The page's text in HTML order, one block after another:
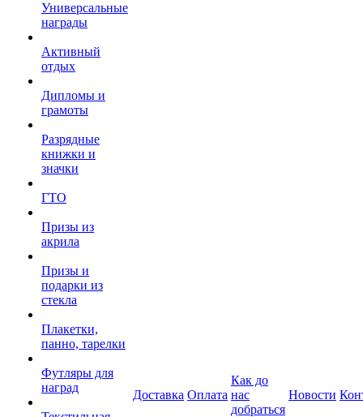
Универсальные
награды
Активный
отдых
Дипломы и
грамоты
Разрядные
книжки и
значки
ГТО
Призы из
акрила
Призы и
подарки из
стекла
Плакетки,
панно, тарелки
Футляры для
наград
Доставка Оплата
Как до
нас
добраться
Новости